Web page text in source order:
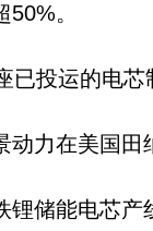
。
已投运的电
动力在美国
锂储能电芯